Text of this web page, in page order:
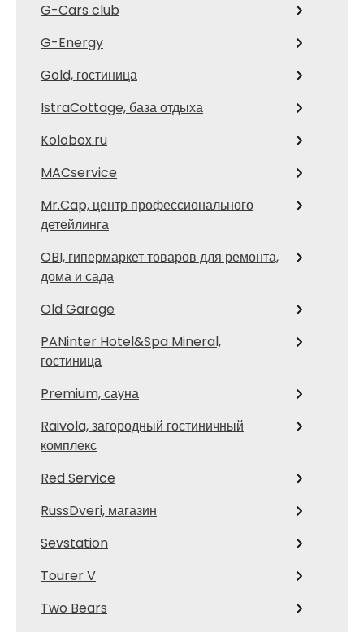
G-Cars club
G-Energy
Gold, гостиница
IstraCottage, база отдыха
Kolobox.ru
MACservice
Mr.Cap, центр профессионального
детейлинга
OBI, гипермаркет товаров для ремонта,
дома и сада
Old Garage
PANinter Hotel&Spa Mineral,
гостиница
Premium, сауна
Raivola, загородный гостиничный
комплекс
Red Service
RussDveri, магазин
Sevstation
Tourer V
Two Bears